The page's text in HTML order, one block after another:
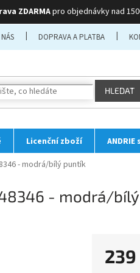
ZDARMApro objednávky nad
DOPRAVA A PLATBA
HLEDAT
Licenční zboží
- modrá/bílý puntík
- modrá/
239